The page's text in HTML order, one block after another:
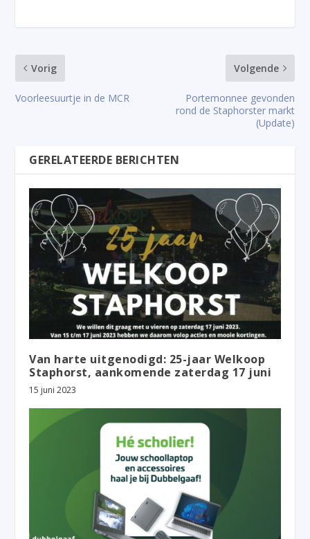
Vorig
Voorleesuurtje in de MCR
Volgende
Portemonnee gevonden
rond de Staphorster markt
(Update)
GERELATEERDE BERICHTEN
Van harte uitgenodigd: 25-jaar Welkoop
Staphorst, aankomende zaterdag 17 juni
15 juni 2023